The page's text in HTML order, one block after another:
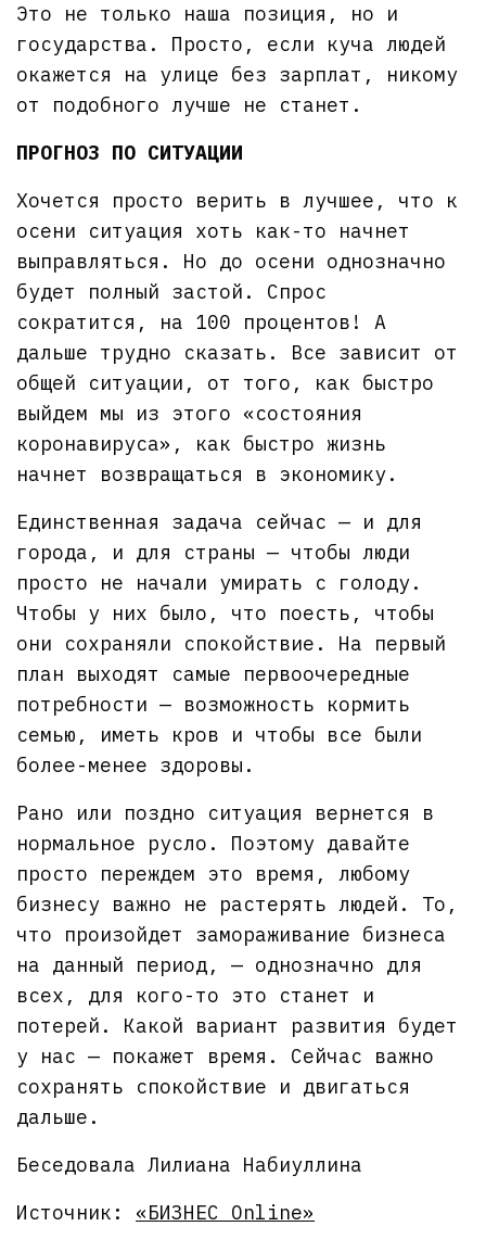
Это не только наша позиция, но и
государства. Просто, если куча людей
окажется на улице без зарплат, никому
от подобного лучше не станет.
ПРОГНОЗ ПО СИТУАЦИИ
Хочется просто верить в лучшее, что к
осени ситуация хоть как-то начнет
выправляться. Но до осени однозначно
будет полный застой. Спрос
сократится, на 100 процентов! А
дальше трудно сказать. Все зависит от
общей ситуации, от того, как быстро
выйдем мы из этого «состояния
коронавируса», как быстро жизнь
начнет возвращаться в экономику.
Единственная задача сейчас — и для
города, и для страны — чтобы люди
просто не начали умирать с голоду.
Чтобы у них было, что поесть, чтобы
они сохраняли спокойствие. На первый
план выходят самые первоочередные
потребности — возможность кормить
семью, иметь кров и чтобы все были
более-менее здоровы.
Рано или поздно ситуация вернется в
нормальное русло. Поэтому давайте
просто переждем это время, любому
бизнесу важно не растерять людей. То,
что произойдет замораживание бизнеса
на данный период, — однозначно для
всех, для кого-то это станет и
потерей. Какой вариант развития будет
у нас — покажет время. Сейчас важно
сохранять спокойствие и двигаться
дальше.
Беседовала Лилиана Набиуллина
Источник: «БИЗНЕС Online»